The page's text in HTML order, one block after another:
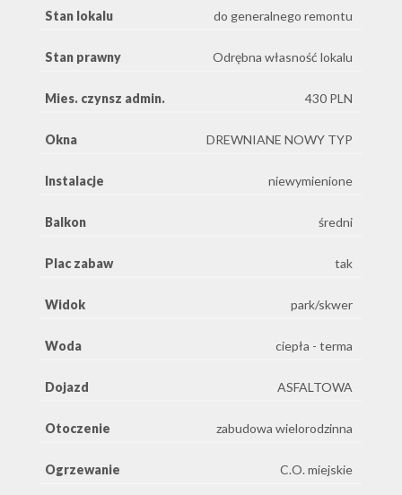
Stan lokalu do generalnego remontu
Stan prawny Odrębna własność lokalu
Mies. czynsz admin. 430 PLN
Okna DREWNIANE NOWY TYP
Instalacje niewymienione
Balkon średni
Plac zabaw tak
Widok park/skwer
Woda ciepła - terma
Dojazd ASFALTOWA
Otoczenie zabudowa wielorodzinna
Ogrzewanie C.O. miejskie